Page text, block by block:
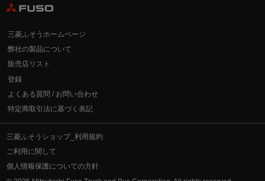
三菱ふそうホームページ
弊社の製品について
販売店リスト
登録
よくある質問 / お問い合わせ
特定商取引法に基づく表記
三菱ふそうショップ_利用規約
ご利用に関して
個人情報保護についての方針